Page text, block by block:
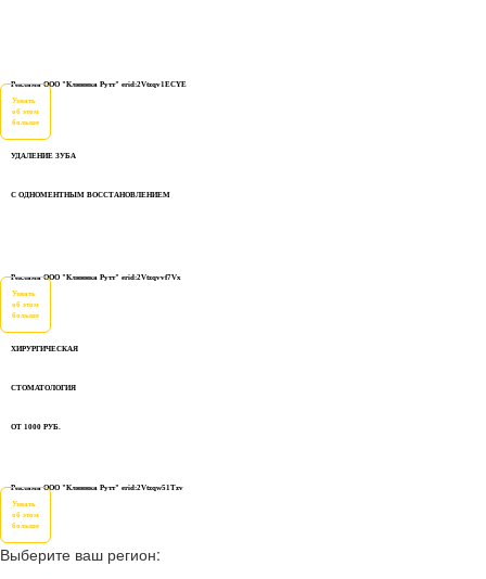
Реклама ООО "Клиника Рутт" erid:2Vtzqv1ECYE
Узнать
об этом
больше
УДАЛЕНИЕ ЗУБА
С ОДНОМЕНТНЫМ ВОССТАНОВЛЕНИЕМ
Реклама ООО "Клиника Рутт" erid:2Vtzqvvf7Vx
Узнать
об этом
больше
ХИРУРГИЧЕСКАЯ
СТОМАТОЛОГИЯ
ОТ 1000 РУБ.
Реклама ООО "Клиника Рутт" erid:2Vtzqw51Tzv
Узнать
об этом
больше
Выберите ваш регион: